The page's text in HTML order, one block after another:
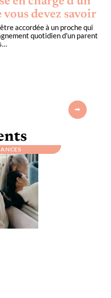
vous devez savoir
accordée à un proche qui
quotidien d'un parent
…